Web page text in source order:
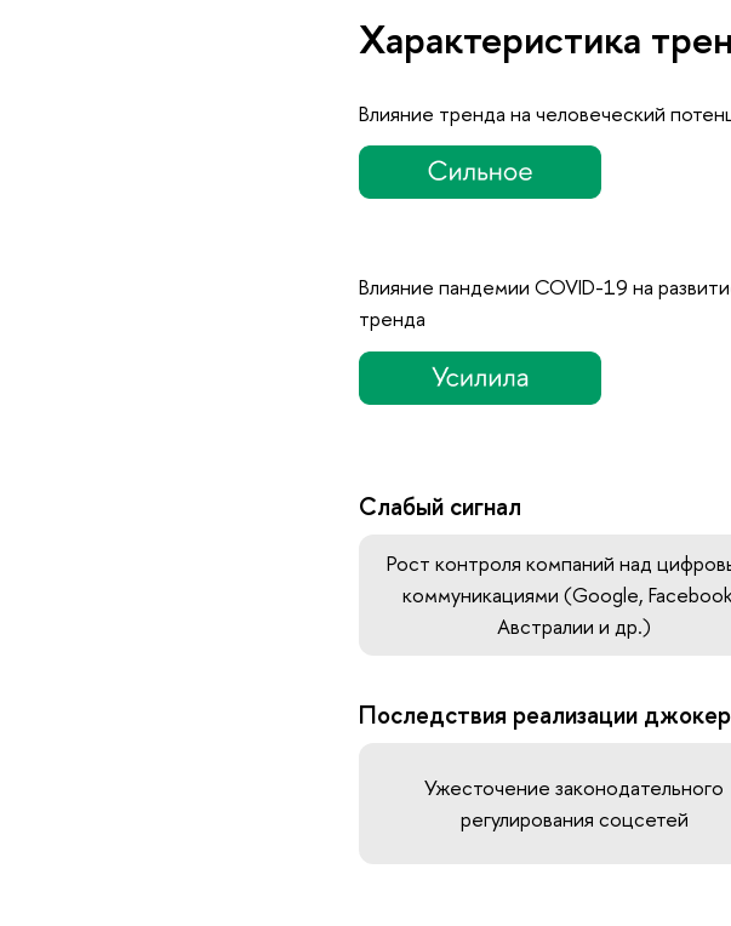
Характеристика
Влияние тренда на человеческий
Влияние пандемии COVID-19 на
тренда
Слабый сигнал
Рост контроля компаний над
коммуникациями (Google,
Австралии и др.)
Последствия реализации
Ужесточение законодательного
регулирования соцсетей